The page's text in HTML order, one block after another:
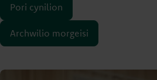
Pori cynilion
Archwilio morgeisi